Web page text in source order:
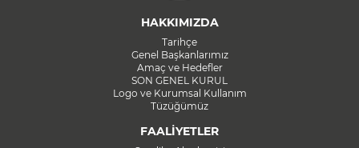
HAKKIMIZDA
Tarihçe
Genel Başkanlarımız
Amaç ve Hedefler
SON GENEL KURUL
Logo ve Kurumsal Kullanım
Tüzüğümüz
FAALİYETLER